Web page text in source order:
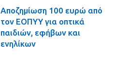
Αποζημίωση 100 ευρώ από
τον ΕΟΠΥΥ για οπτικά
παιδιών, εφήβων και
ενηλίκων